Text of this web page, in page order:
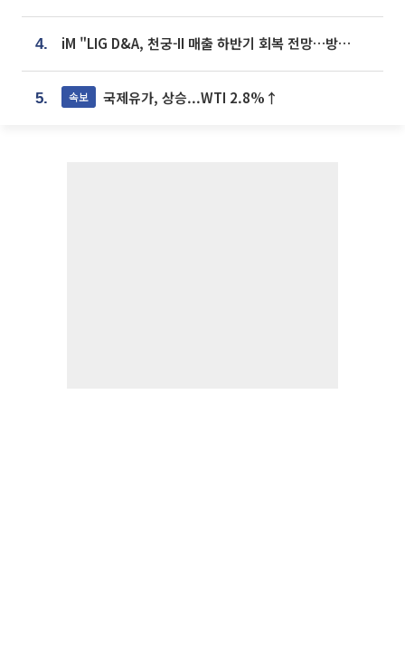
4. iM "LIG D&A, 천궁-II 매출 하반기 회복 전망…방산 톱픽 유지"
5. 속보 국제유가, 상승...WTI 2.8%↑